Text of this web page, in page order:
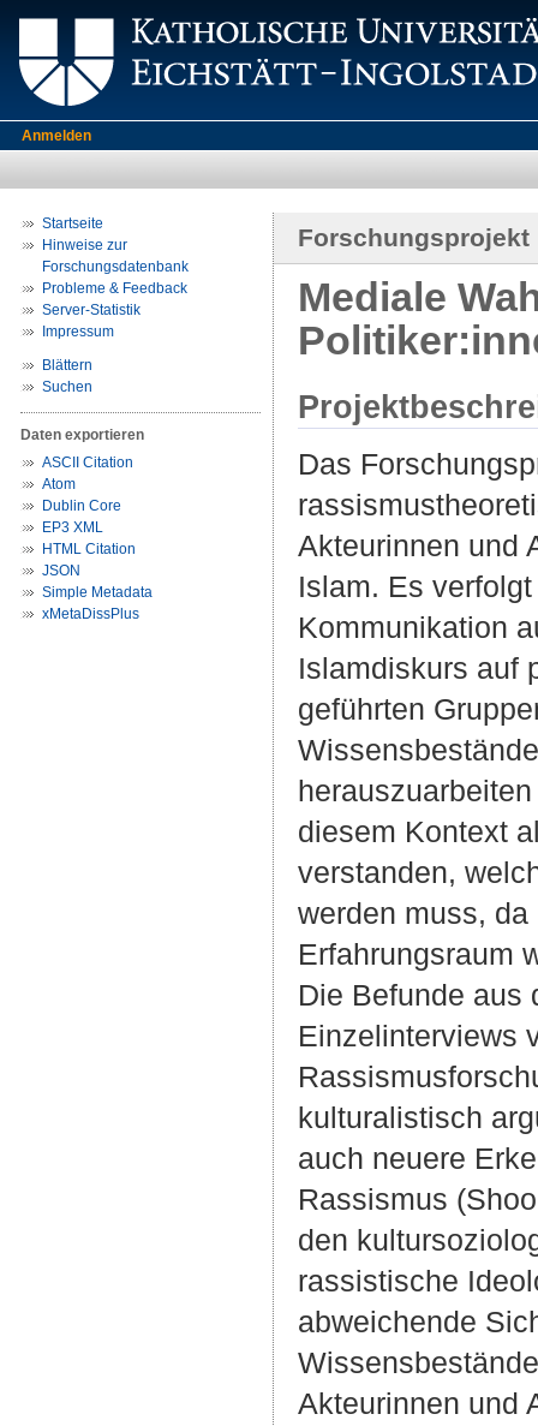
Anmelden
Startseite
Hinweise zur
Forschungsdatenbank
Probleme & Feedback
Server-Statistik
Impressum
Blättern
Suchen
Daten exportieren
ASCII Citation
Atom
Dublin Core
EP3 XML
HTML Citation
JSON
Simple Metadata
xMetaDissPlus
Forschungsprojekt
Mediale
Das
Akteurinnen und
Islam. Es
Kommunikation
Islamdiskurs auf
geführten
diesem Kontext
verstanden,
werden muss,
Erfahrungsraum
Die Befunde aus
Einzelinterviews
kulturalistisch
auch neuere
Rassismus
den
rassistische
abweichende
Akteurinnen und